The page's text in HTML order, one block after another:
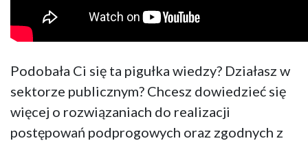
Podobała Ci się ta pigułka wiedzy? Działasz w
sektorze publicznym? Chcesz dowiedzieć się
więcej o rozwiązaniach do realizacji
postępowań podprogowych oraz zgodnych z